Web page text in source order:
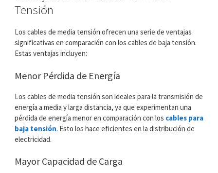
Tensión
Los cables de media tensión ofrecen una serie de ventajas
significativas en comparación con los cables de baja tensión.
Estas ventajas incluyen:
Menor Pérdida de Energía
Los cables de media tensión son ideales para la transmisión de
energía a media y larga distancia, ya que experimentan una
pérdida de energía menor en comparación con los cables para
baja tensión. Esto los hace eficientes en la distribución de
electricidad.
Mayor Capacidad de Carga